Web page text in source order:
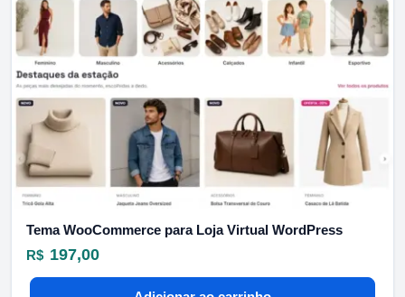
Tema WooCommerce para Loja Virtual WordPress
R$ 197,00